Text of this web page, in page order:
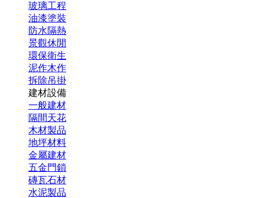
玻璃工程
油漆塗裝
防水隔熱
景觀休閒
環保衛生
泥作木作
拆除吊掛
建材設備
一般建材
隔間天花
木材製品
地坪材料
金屬建材
五金門鎖
磚瓦石材
水泥製品